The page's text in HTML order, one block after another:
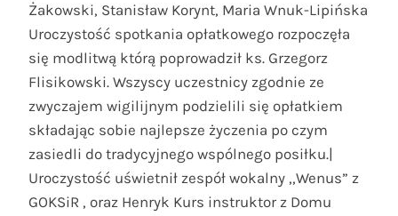
Żakowski, Stanisław Korynt, Maria Wnuk-Lipińska
Uroczystość spotkania opłatkowego rozpoczęła
się modlitwą którą poprowadził ks. Grzegorz
Flisikowski. Wszyscy uczestnicy zgodnie ze
zwyczajem wigilijnym podzielili się opłatkiem
składając sobie najlepsze życzenia po czym
zasiedli do tradycyjnego wspólnego posiłku.|
Uroczystość uświetnił zespół wokalny ,,Wenus” z
GOKSiR , oraz Henryk Kurs instruktor z Domu